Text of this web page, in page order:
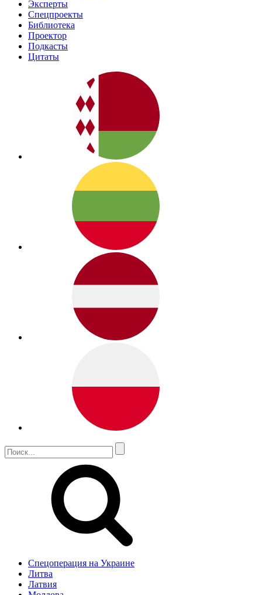
Эксперты
Спецпроекты
Библиотека
Проектор
Подкасты
Цитаты
Спецоперация на Украине
Литва
Латвия